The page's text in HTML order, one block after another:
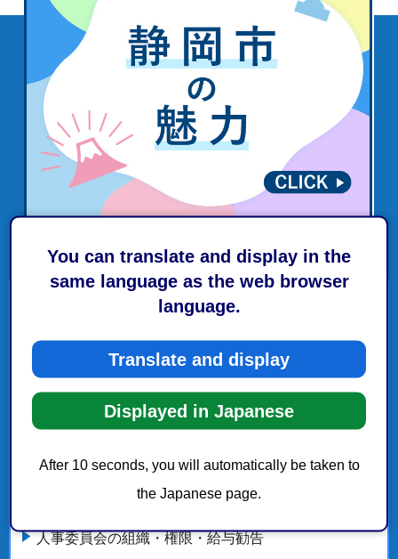
You can translate and display in the
same language as the web browser
language.
Translate and display
Displayed in Japanese
After 10 seconds, you will automatically be taken to
the Japanese page.
人事に関する制度等
市民応対向上に向けた取組
職員の軽装勤務
障がい者活躍推進計画「上下水道局」
人事委員会の組織・権限・給与勧告